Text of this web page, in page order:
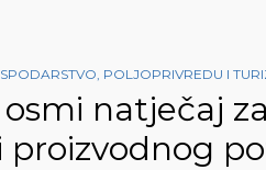
POLJOPRIVREDU I
natječaj
proizvodnog